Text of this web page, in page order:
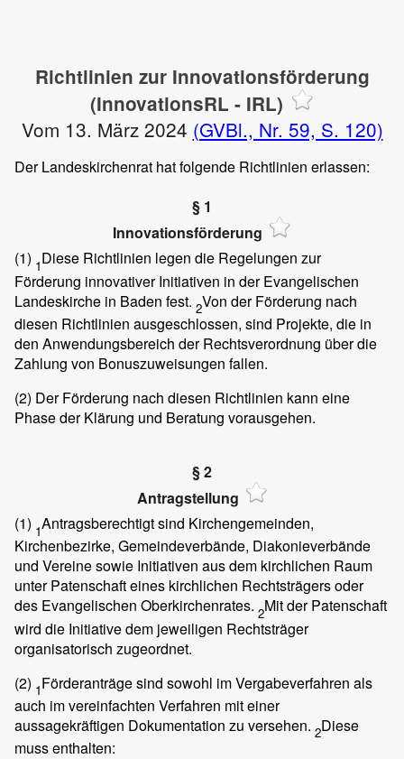
Richtlinien zur Innovationsförderung
(InnovationsRL - IRL)
Vom 13. März 2024 (GVBl., Nr. 59, S. 120)
Der Landeskirchenrat hat folgende Richtlinien erlassen:
§ 1
Innovationsförderung
(1) 1Diese Richtlinien legen die Regelungen zur
Förderung innovativer Initiativen in der Evangelischen
Landeskirche in Baden fest. 2Von der Förderung nach
diesen Richtlinien ausgeschlossen, sind Projekte, die in
den Anwendungsbereich der Rechtsverordnung über die
Zahlung von Bonuszuweisungen fallen.
(2) Der Förderung nach diesen Richtlinien kann eine
Phase der Klärung und Beratung vorausgehen.
§ 2
Antragstellung
(1) 1Antragsberechtigt sind Kirchengemeinden,
Kirchenbezirke, Gemeindeverbände, Diakonieverbände
und Vereine sowie Initiativen aus dem kirchlichen Raum
unter Patenschaft eines kirchlichen Rechtsträgers oder
des Evangelischen Oberkirchenrates. 2Mit der Patenschaft
wird die Initiative dem jeweiligen Rechtsträger
organisatorisch zugeordnet.
(2) 1Förderanträge sind sowohl im Vergabeverfahren als
auch im vereinfachten Verfahren mit einer
aussagekräftigen Dokumentation zu versehen. 2Diese
muss enthalten: